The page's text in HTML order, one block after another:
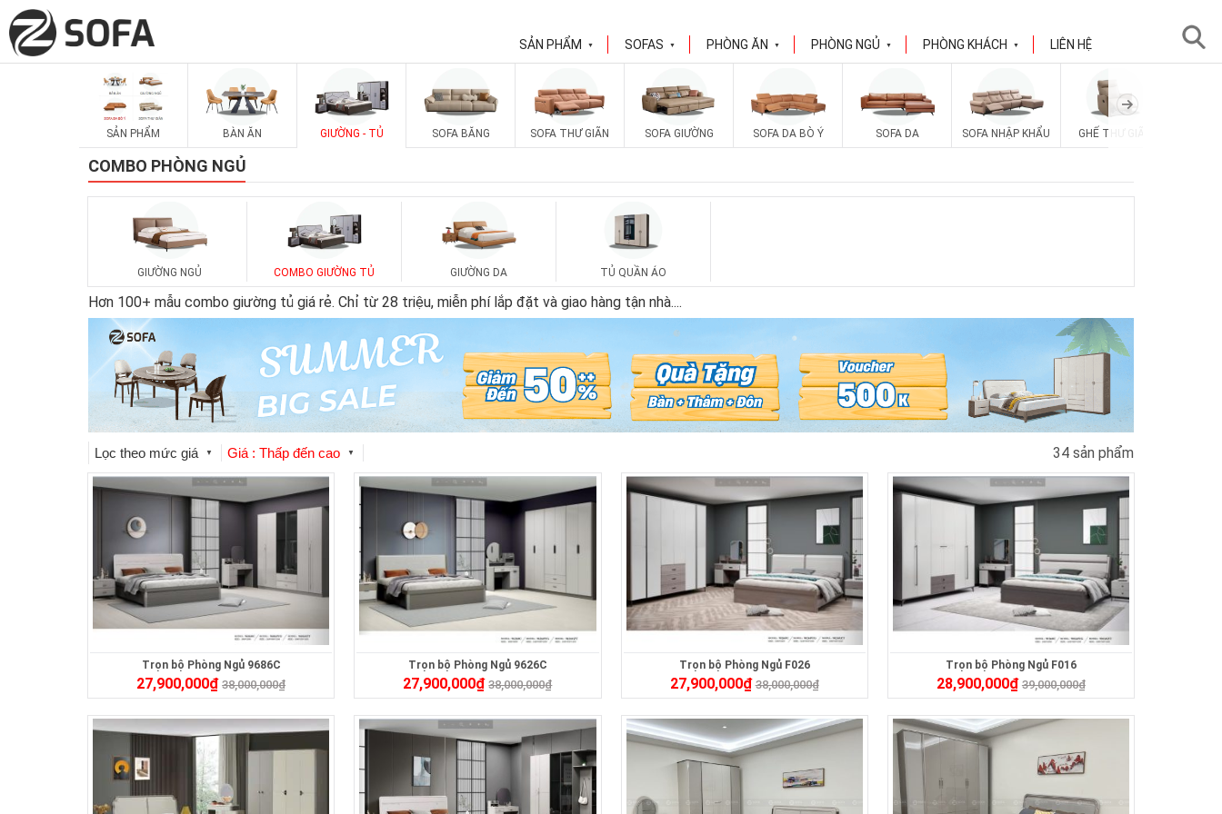
SẢN PHẨM ▼ SOFAS ▼ PHÒNG ĂN ▼ PHÒNG NGỦ ▼ PHÒNG KHÁCH ▼ LIÊN HỆ
SẢN PHẨM BÀN ĂN GIƯỜNG - TỦ SOFA BĂNG SOFA THƯ GIÃN SOFA GIƯỜNG SOFA DA BÒ Ý SOFA DA SOFA NHẬP KHẨU GHẾ THƯ GIÃN
COMBO PHÒNG NGỦ
GIƯỜNG NGỦ COMBO GIƯỜNG TỦ GIƯỜNG DA TỦ QUẦN ÁO
Hơn 100+ mẫu combo giường tủ giá rẻ. Chỉ từ 28 triệu, miễn phí lắp đặt và giao hàng tận nhà....
Lọc theo mức giá ▼ Giá : Thấp đến cao ▼ 34 sản phẩm
Trọn bộ Phòng Ngủ 9686C
27,900,000₫ 38,000,000₫
Trọn bộ Phòng Ngủ 9626C
27,900,000₫ 38,000,000₫
Trọn bộ Phòng Ngủ F026
27,900,000₫ 38,000,000₫
Trọn bộ Phòng Ngủ F016
28,900,000₫ 39,000,000₫